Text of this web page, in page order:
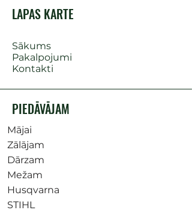
LAPAS KARTE
Sākums
Pakalpojumi
Kontakti
PIEDĀVĀJAM
Mājai
Zālājam
Dārzam
Mežam
Husqvarna
STIHL